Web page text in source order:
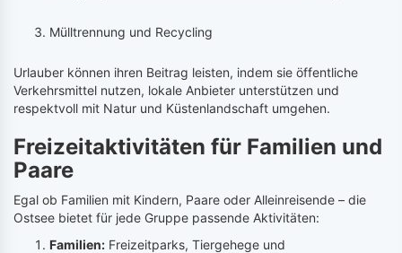
Mülltrennung und Recycling
Urlauber können ihren Beitrag leisten, indem sie öffentliche
Verkehrsmittel nutzen, lokale Anbieter unterstützen und
respektvoll mit Natur und Küstenlandschaft umgehen.
Freizeitaktivitäten für Familien und
Paare
Egal ob Familien mit Kindern, Paare oder Alleinreisende – die
Ostsee bietet für jede Gruppe passende Aktivitäten:
Familien: Freizeitparks, Tiergehege und